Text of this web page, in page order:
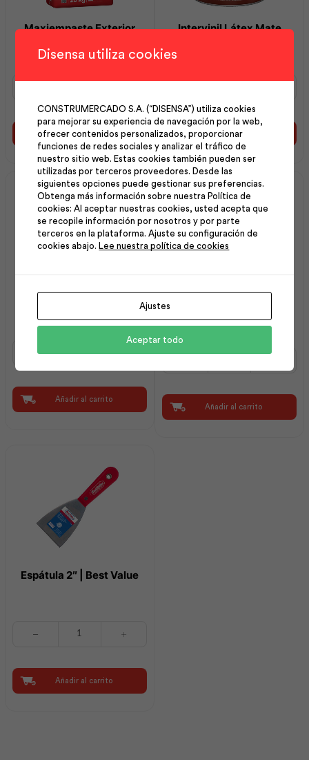
Maxiempaste Exterior
Maxiempaste
Blanco
Intaco
cantidad
Añadir al carrito
Intervinil Látex Mate
Intervinil
Mate
Blanco
Puro
1
gl
|
Pintuco
cantidad
Añadir al carrito
Blanqueador Cementicio
20kg
Intaco
cantidad
Añadir al carrito
Plástico | Best Value
Espátula
Plástico
Best
Añadir al carrito
Espátula 2″ | Best Value
Best
Value
cantidad
Añadir al carrito
Disensa utiliza cookies
CONSTRUMERCADO S.A. (“DISENSA”) utiliza cookies
para mejorar su experiencia de navegación por la web,
ofrecer contenidos personalizados, proporcionar
funciones de redes sociales y analizar el tráfico de
nuestro sitio web. Estas cookies también pueden ser
utilizadas por terceros proveedores. Desde las
siguientes opciones puede gestionar sus preferencias.
Obtenga más información sobre nuestra Política de
cookies: Al aceptar nuestras cookies, usted acepta que
se recopile información por nosotros y por parte
terceros en la plataforma. Ajuste su configuración de
cookies abajo. Lee nuestra política de cookies
Ajustes
Aceptar todo